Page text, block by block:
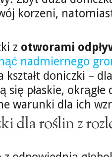
korzeni,
z otworami
nadmiernego
kształt doniczki –
się płaskie,
warunki dla ich
dla roślin z